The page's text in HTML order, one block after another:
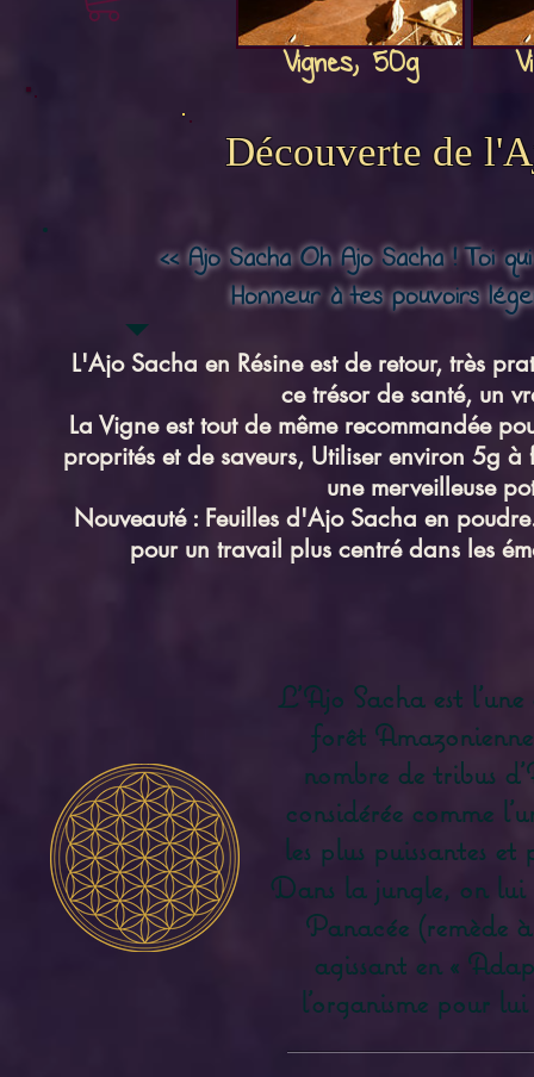
Ajo Sacha,
Vignes, 50g
Découverte de
<< Ajo Sacha Oh Ajo Sacha ! Toi
Honneur à tes pouvoirs
L'Ajo Sacha en Résine est de retour, très
ce trésor de santé, un
La Vigne est tout de même recommandée
proprités et de saveurs, Utiliser environ 5g
une merveilleuse
Nouveauté : Feuilles d'Ajo Sacha en
pour un travail plus centré dans les
L'Ajo Sacha est l'une
forêt
nombre de tribus
considérée comme
les plus puissantes
Dans la jungle, on lui
Panacée (remède
agissant en «
l'organisme pour